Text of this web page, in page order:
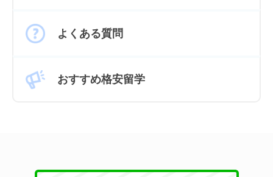
よくある質問
おすすめ格安留学